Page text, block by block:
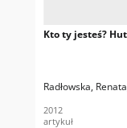
Kto ty jesteś?
Radłowska, Renata
2012
artykuł